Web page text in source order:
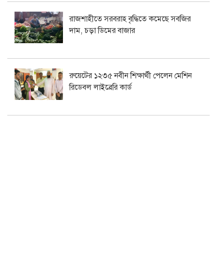
রাজশাহীতে সরবরাহ বৃদ্ধিতে কমেছে সবজির
দাম, চড়া ডিমের বাজার
রুয়েটের ১২৩৫ নবীন শিক্ষার্থী পেলেন মেশিন
রিডেবল লাইব্রেরি কার্ড